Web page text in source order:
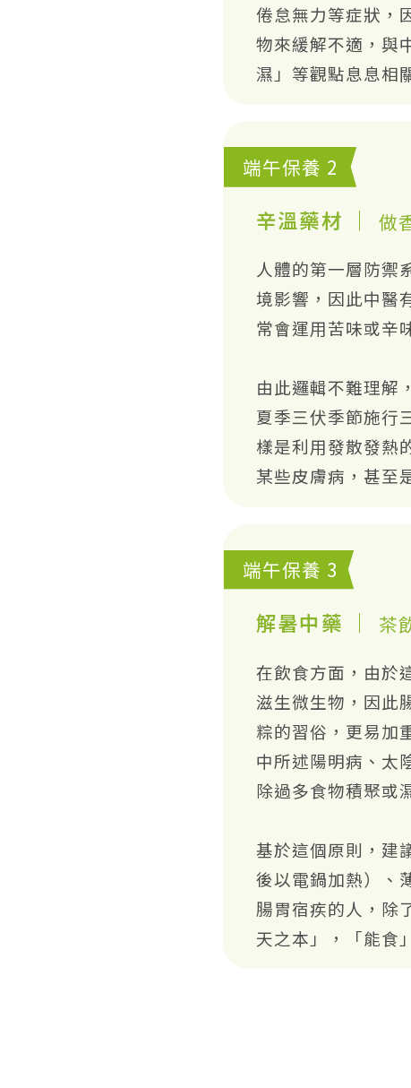
倦怠無力等症狀，
物來緩解不適，與
濕」等觀點息息相
端午保養 2
辛溫藥材 ｜ 做
人體的第一層防禦
境影響，因此中醫
常會運用苦味或辛
由此邏輯不難理解
夏季三伏季節施行
樣是利用發散發熱
某些皮膚病，甚至
端午保養 3
解暑中藥 ｜ 茶
在飲食方面，由於
滋生微生物，因此
粽的習俗，更易加
中所述陽明病、太
除過多食物積聚或
基於這個原則，建
後以電鍋加熱）、
腸胃宿疾的人，除
天之本」，「能食